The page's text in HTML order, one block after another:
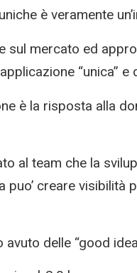
è veramente
sul mercato ed
“unica” e
è la risposta alla
al team che la
creare visibilità
delle “good